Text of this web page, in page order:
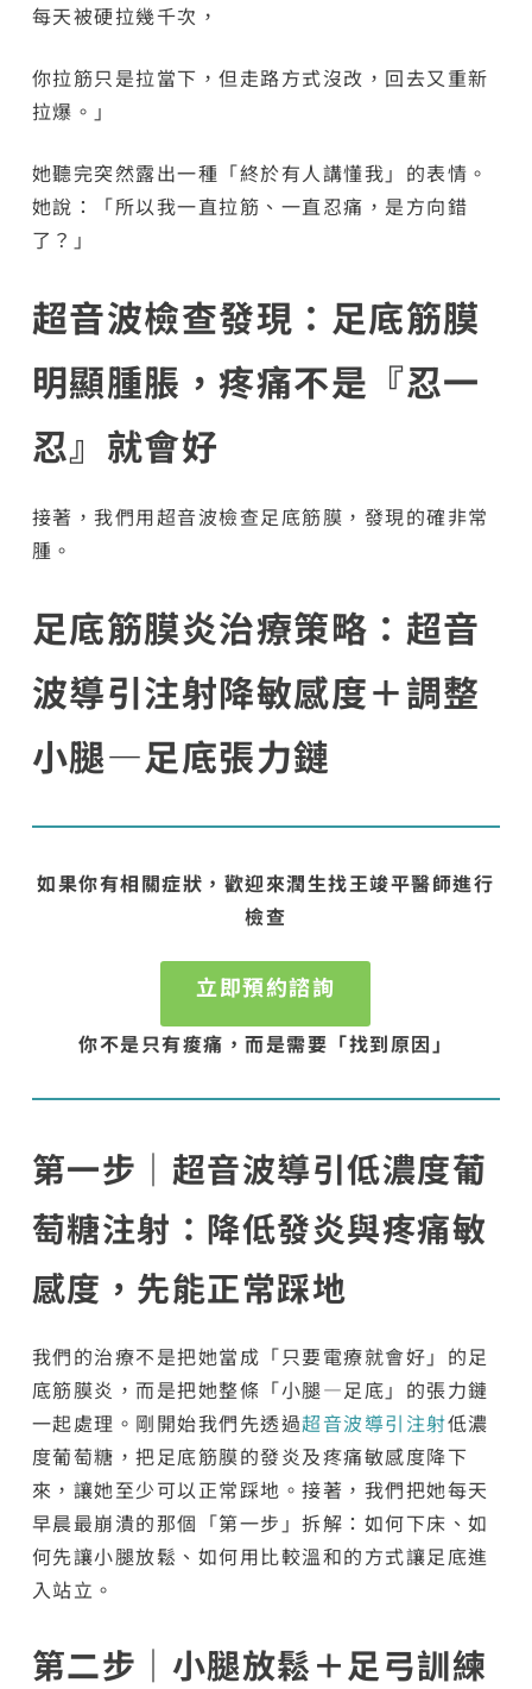
每天被硬拉幾千次，
你拉筋只是拉當下，但走路方式沒改，回去又重新
拉爆。」
她聽完突然露出一種「終於有人講懂我」的表情。
她說：「所以我一直拉筋、一直忍痛，是方向錯
了？」
超音波檢查發現：足底筋膜
明顯腫脹，疼痛不是『忍一
忍』就會好
接著，我們用超音波檢查足底筋膜，發現的確非常
腫。
足底筋膜炎治療策略：超音
波導引注射降敏感度＋調整
小腿—足底張力鏈
如果你有相關症狀，歡迎來潤生找王竣平醫師進行
檢查
立即預約諮詢
你不是只有痠痛，而是需要「找到原因」
第一步｜超音波導引低濃度葡
萄糖注射：降低發炎與疼痛敏
感度，先能正常踩地
我們的治療不是把她當成「只要電療就會好」的足
底筋膜炎，而是把她整條「小腿—足底」的張力鏈
一起處理。剛開始我們先透過超音波導引注射低濃
度葡萄糖，把足底筋膜的發炎及疼痛敏感度降下
來，讓她至少可以正常踩地。接著，我們把她每天
早晨最崩潰的那個「第一步」拆解：如何下床、如
何先讓小腿放鬆、如何用比較溫和的方式讓足底進
入站立。
第二步｜小腿放鬆＋足弓訓練